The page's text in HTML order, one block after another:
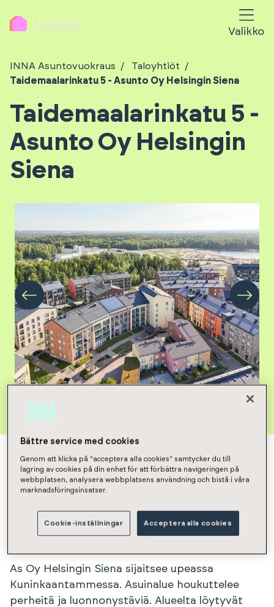
Valikko
INNA Asuntovuokraus
Taloyhtiöt
Taidemaalarinkatu 5 - Asunto Oy Helsingin Siena
Taidemaalarinkatu 5 -
Asunto Oy Helsingin
Siena
Taloyhtiön vapaat asunnot
Taloyhtiön kuvaus
Taloyhtiö
As Oy Helsingin Siena sijaitsee upeassa
Kuninkaantammessa. Asuinalue houkuttelee
perheitä ja luonnonystäviä. Alueelta löytyvät
Bättre service med cookies
Genom att klicka på "acceptera alla cookies" samtycker du till
lagring av cookies på din enhet för att förbättra navigeringen på
webbplatsen, analysera webbplatsens användning och bistå i våra
marknadsföringsinsatser.
Cookie-inställningar Acceptera alla cookies